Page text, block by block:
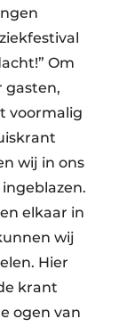
Om
gasten,
voormalig
wij in ons
elkaar in
wij
Hier
krant
ogen van